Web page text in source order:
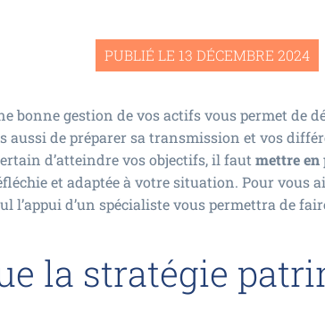
PUBLIÉ LE 13 DÉCEMBRE 2024
bonne gestion de vos actifs vous permet de
aussi de préparer sa transmission et vos
d’atteindre vos objectifs, il faut mettre en
et adaptée à votre situation. Pour vous
l’appui d’un spécialiste vous permettra de
la stratégie